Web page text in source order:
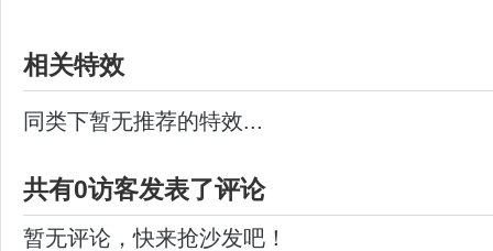
相关特效
同类下暂无推荐的特效...
共有0访客发表了评论
暂无评论，快来抢沙发吧！